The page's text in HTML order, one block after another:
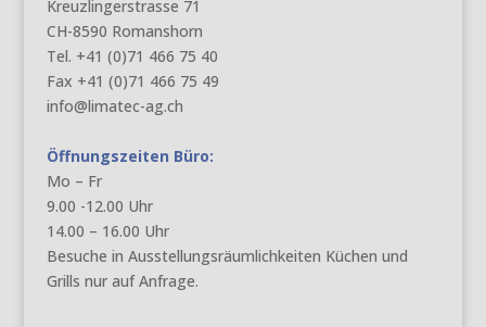
Kreuzlingerstrasse 71
CH-8590 Romanshorn
Tel. +41 (0)71 466 75 40
Fax +41 (0)71 466 75 49
info@limatec-ag.ch
Öffnungszeiten Büro:
Mo – Fr
9.00 -12.00 Uhr
14.00 – 16.00 Uhr
Besuche in Ausstellungsräumlichkeiten Küchen und
Grills nur auf Anfrage.